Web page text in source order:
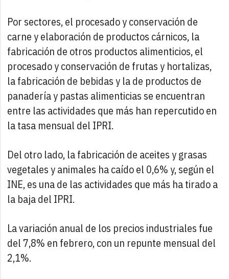
Por sectores, el procesado y conservación de
carne y elaboración de productos cárnicos, la
fabricación de otros productos alimenticios, el
procesado y conservación de frutas y hortalizas,
la fabricación de bebidas y la de productos de
panadería y pastas alimenticias se encuentran
entre las actividades que más han repercutido en
la tasa mensual del IPRI.
Del otro lado, la fabricación de aceites y grasas
vegetales y animales ha caído el 0,6% y, según el
INE, es una de las actividades que más ha tirado a
la baja del IPRI.
La variación anual de los precios industriales fue
del 7,8% en febrero, con un repunte mensual del
2,1%.